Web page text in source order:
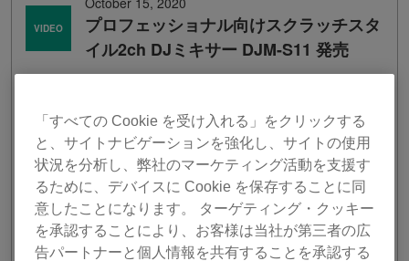
VIDEO
プロフェッショナル向けスクラッチスタ
イル2ch DJミキサー DJM-S11 発売
「すべての Cookie を受け入れる」をクリックする
と、サイトナビゲーションを強化し、サイトの使用
状況を分析し、弊社のマーケティング活動を支援す
るために、デバイスに Cookie を保存することに同
意したことになります。 ターゲティング・クッキー
を承認することにより、お客様は当社が第三者の広
告パートナーと個人情報を共有することを承認する